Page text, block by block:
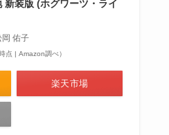
新装版 (ホグワーツ・ライ
岡 佑子
点 | Amazon調べ）
楽天市場